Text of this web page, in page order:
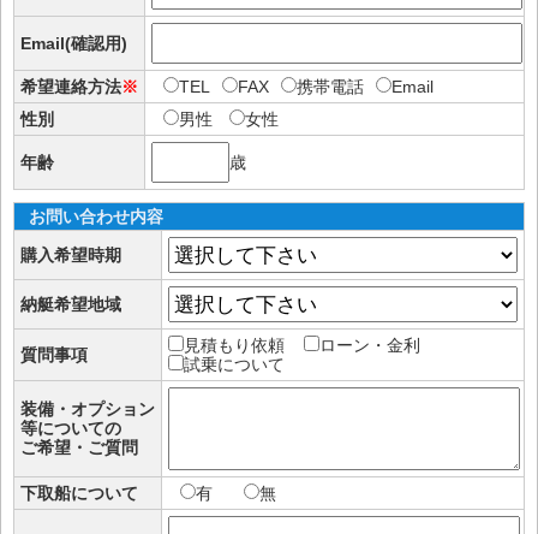
Email(確認用)
希望連絡方法※ TEL FAX 携帯電話
Email
性別
男性 女性
年齢 歳
お問い合わせ内容
購入希望時期
納艇希望地域
質問事項 見積もり依頼
ローン・金利
試乗について
装備・オプション
等についての
ご希望・ご質問
下取船について 有 無